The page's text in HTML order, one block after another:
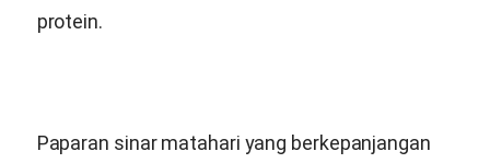
protein.
Paparan sinar matahari yang berkepanjangan